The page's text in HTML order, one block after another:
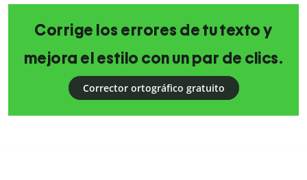
Corrige los errores de tu texto y
mejora el estilo con un par de clics.
Corrector ortográfico gratuito